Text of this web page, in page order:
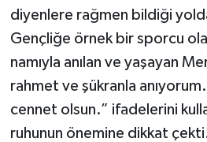
diyenlere rağmen bildiği
Gençliğe örnek bir sporcu
namıyla anılan ve yaşayan
rahmet ve şükranla
cennet olsun.” ifadelerini
ruhunun önemine dikkat